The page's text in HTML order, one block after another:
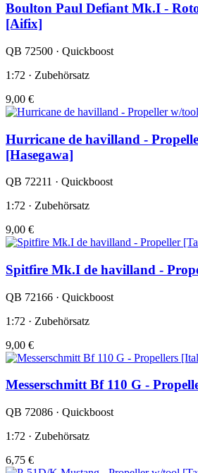
Boulton Paul Defiant Mk.I -
[Aifix]
QB 72500 · Quickboost
1:72 · Zubehörsatz
9,00 €
Hurricane de havilland -
[Hasegawa]
QB 72211 · Quickboost
1:72 · Zubehörsatz
9,00 €
Spitfire Mk.I de havilland -
QB 72166 · Quickboost
1:72 · Zubehörsatz
9,00 €
Messerschmitt Bf 110 G -
QB 72086 · Quickboost
1:72 · Zubehörsatz
6,75 €